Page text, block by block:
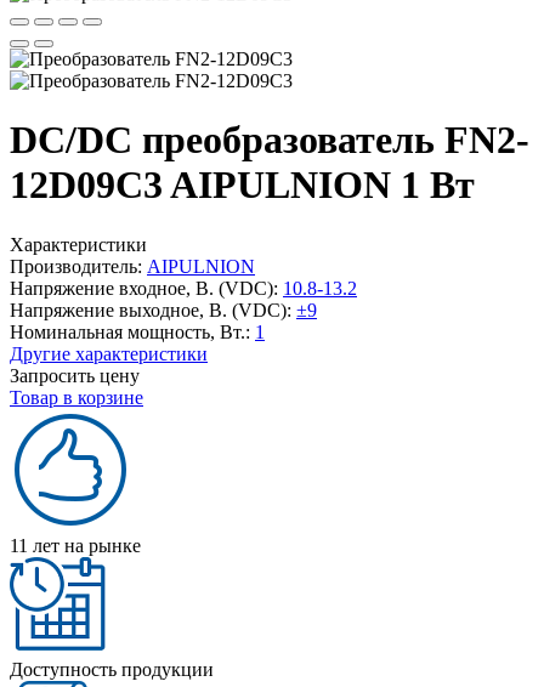
DC/DC преобразователь FN2-
12D09C3 AIPULNION 1 Вт
Характеристики
Производитель: AIPULNION
Напряжение входное, В. (VDC): 10.8-13.2
Напряжение выходное, В. (VDC): ±9
Номинальная мощность, Вт.: 1
Другие характеристики
Запросить цену
Товар в корзине
11 лет на рынке
Доступность продукции